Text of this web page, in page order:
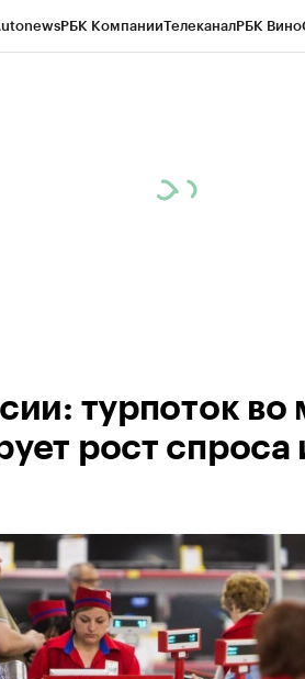
РБК КомпанииТелеканалРБК Вино
турпоток во
рост спроса